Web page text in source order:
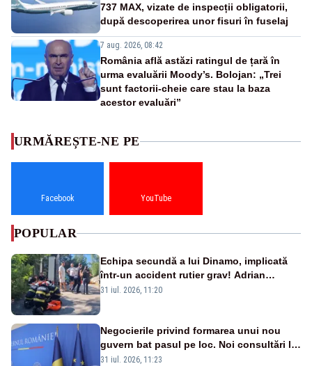
737 MAX, vizate de inspecții obligatorii,
după descoperirea unor fisuri în fuselaj
7 aug. 2026, 08:42
România află astăzi ratingul de țară în
urma evaluării Moody’s. Bolojan: „Trei
sunt factorii-cheie care stau la baza
acestor evaluări”
URMĂREȘTE-NE PE
Facebook YouTube
POPULAR
Echipa secundă a lui Dinamo, implicată
într-un accident rutier grav! Adrian
Ropotan a fost resuscitat
31 iul. 2026, 11:20
Negocierile privind formarea unui nou
guvern bat pasul pe loc. Noi consultări la
Cotroceni, așteptate după mijlocul lunii
31 iul. 2026, 11:23